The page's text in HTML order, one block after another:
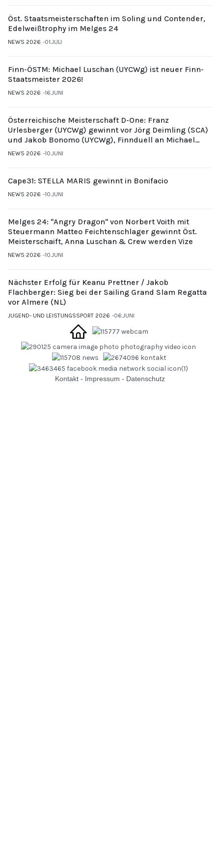
Öst. Staatsmeisterschaften im Soling und Contender,
Edelweißtrophy im Melges 24
NEWS 2026 01.JULI
Finn-ÖSTM: Michael Luschan (UYCWg) ist neuer Finn-
Staatsmeister 2026!
NEWS 2026 16.JUNI
Österreichische Meisterschaft D-One: Franz
Urlesberger (UYCWg) gewinnt vor Jörg Deimling (SCA)
und Jakob Bonomo (UYCWg), Finnduell an Michael
Gubi (UYCMo)
NEWS 2026 10.JUNI
Cape31: STELLA MARIS gewinnt in Bonifacio
NEWS 2026 10.JUNI
Melges 24: "Angry Dragon" von Norbert Voith mit
Steuermann Matteo Feichtenschlager gewinnt Öst.
Meisterschaift, Anna Luschan & Crew werden Vize
NEWS 2026 10.JUNI
Nächster Erfolg für Keanu Prettner / Jakob
Flachberger: Sieg bei der Sailing Grand Slam Regatta
vor Almere (NL)
JUGEND- UND LEISTUNGSSPORT 2026 06.JUNI
Kontakt - Impressum - Datenschutz